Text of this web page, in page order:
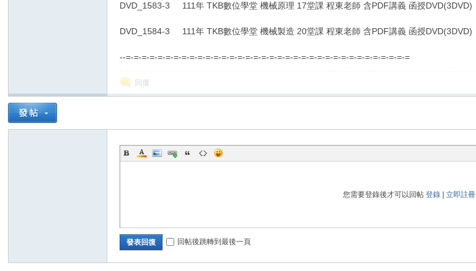
DVD_1583-3 111年 TKB數位學堂 機械原理 17堂課 程東老師 含PDF講義 函授DVD(3DVD)
DVD_1584-3 111年 TKB數位學堂 機械製造 20堂課 程東老師 含PDF講義 函授DVD(3DVD)
--=-=-=-=-=-=-=-=-=-=-=-=-=-=-=-=-=-=-=-=-=-=-=-=-=-=-=-=-=-=-=-=-=-=-=-=
回復
您需要登錄後才可以回帖登錄 |立即註冊
發表回復 回帖後跳轉到最後一頁